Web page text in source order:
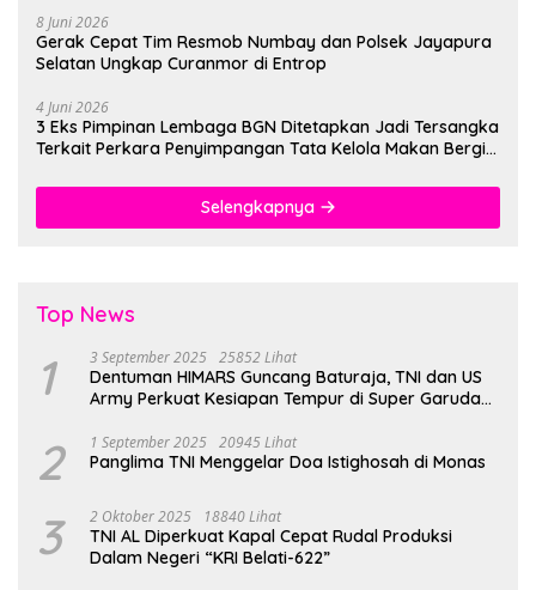
8 Juni 2026
Gerak Cepat Tim Resmob Numbay dan Polsek Jayapura
Selatan Ungkap Curanmor di Entrop
4 Juni 2026
3 Eks Pimpinan Lembaga BGN Ditetapkan Jadi Tersangka
Terkait Perkara Penyimpangan Tata Kelola Makan Bergizi
Selengkapnya
Top News
1 3 September 2025 25852 Lihat
Dentuman HIMARS Guncang Baturaja, TNI dan US
Army Perkuat Kesiapan Tempur di Super Garuda
2 1 September 2025 20945 Lihat
Panglima TNI Menggelar Doa Istighosah di Monas
3 2 Oktober 2025 18840 Lihat
TNI AL Diperkuat Kapal Cepat Rudal Produksi
Dalam Negeri “KRI Belati-622”